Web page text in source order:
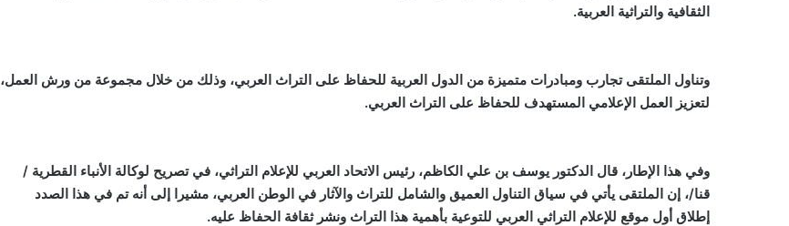
الثقافية والتراثية العربية.
وتناول الملتقى تجارب ومبادرات متميزة من الدول العربية للحفاظ على التراث العربي، وذلك من خلال مجموعة من ورش العمل،
لتعزيز العمل الإعلامي المستهدف للحفاظ على التراث العربي.
وفي هذا الإطار، قال الدكتور يوسف بن علي الكاظم، رئيس الاتحاد العربي للإعلام التراثي، في تصريح لوكالة الأنباء القطرية /
قنا/، إن الملتقى يأتي في سياق التناول العميق والشامل للتراث والآثار في الوطن العربي، مشيرا إلى أنه تم في هذا الصدد
إطلاق أول موقع للإعلام التراثي العربي للتوعية بأهمية هذا التراث ونشر ثقافة الحفاظ عليه.